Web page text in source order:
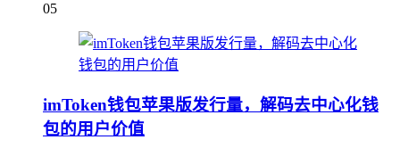
05
imToken钱包苹果版发行量，解码去中心化钱
包的用户价值